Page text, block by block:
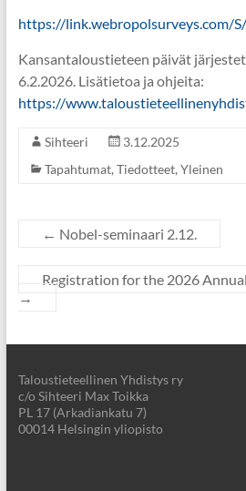
https://link.webropolsurveys.com/
Kansantaloustieteen päivät
6.2.2026. Lisätietoa ja ohjeita:
https://
Sihteeri
3.12.2025
Tapahtumat, Tiedotteet, Yleinen
← Nobel-seminaari 2.12.
Registration for the 2026
→
Taloustieteellinen Yhdistys ry
c/o Sihteeri Max Toikka
PL 17 (Arkadiankatu 7)
00014 Helsingin yliopisto